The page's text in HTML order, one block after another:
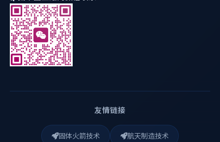
友情链接
固体火箭技术 航天制造技术